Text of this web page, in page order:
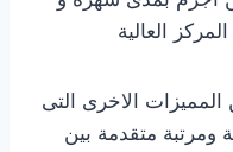
العالية
المميزات الاخرى التى
ومرتبة متقدمة بين